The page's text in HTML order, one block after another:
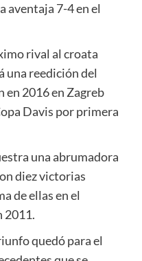
aventaja 7-4 en el
rival al croata
una reedición del
2016 en Zagreb
Davis por primera
una abrumadora
diez victorias
de ellas en el
2011.
quedó para el